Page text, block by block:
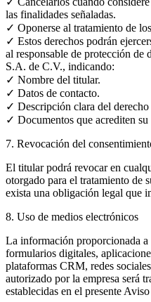
las finalidades señaladas.
✓ Oponerse al tratamiento de
✓ Estos derechos podrán
al responsable de protección de
S.A. de C.V., indicando:
✓ Nombre del titular.
✓ Datos de contacto.
✓ Descripción clara del derecho
✓ Documentos que acrediten su
7. Revocación del
El titular podrá revocar en
otorgado para el tratamiento de
exista una obligación legal que
8. Uso de medios electrónicos
La información proporcionada a
formularios digitales,
plataformas CRM, redes
autorizado por la empresa será
establecidas en el presente